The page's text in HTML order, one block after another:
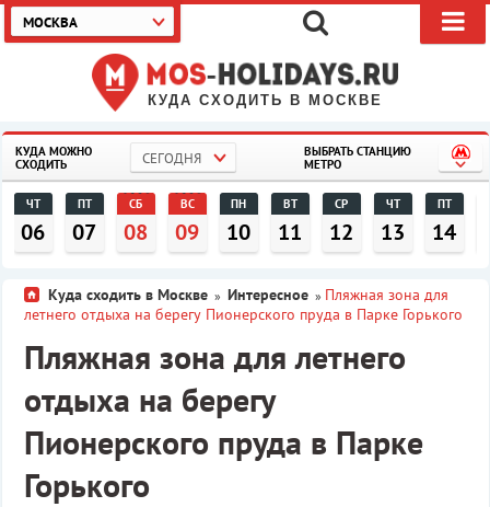
КУДА СХОДИТЬ В МОСКВЕ
МОСКВА
КУДА МОЖНО
СХОДИТЬ
СЕГОДНЯ
ВЫБРАТЬ СТАНЦИЮ
МЕТРО
ЧТ
06
ПТ
07
СБ
08
ВС
09
ПН
10
ВТ
11
СР
12
ЧТ
13
ПТ
14
Куда сходить в Москве » Интересное » Пляжная зона для
летнего отдыха на берегу Пионерского пруда в Парке Горького
Пляжная зона для летнего
отдыха на берегу
Пионерского пруда в Парке
Горького